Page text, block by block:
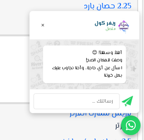
2.25 حصان بارد
32,499 EGP
فريش سمارت
بلازما
2.5 حصان بارد / ساخن
33,299 EGP
فريش سمارت انفرتر
انفرتر
ريفر كول
متصل ×
أهلاً وسهلاً! 😊
وصلت للمكان الصح!
اسأل عن أي حاجة، وأحنا نجاوب عليك
بكل خبرتنا